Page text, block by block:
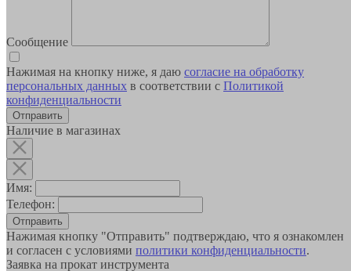
Сообщение
Нажимая на кнопку ниже, я даю согласие на обработку
персональных данных в соответствии с Политикой
конфиденциальности
Наличие в магазинах
Имя:
Телефон:
Отправить
Нажимая кнопку "Отправить" подтверждаю, что я ознакомлен
и согласен с условиями политики конфиденциальности.
Заявка на прокат инструмента